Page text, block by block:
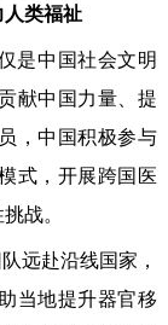
类福祉
是中国社会文明
献中国力量、提
，中国积极参与
式，开展跨国医
战。
远赴沿线国家，
当地提升器官移